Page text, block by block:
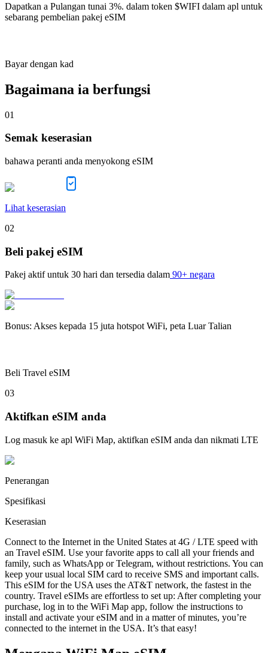
Dapatkan a Pulangan tunai 3%. dalam token $WIFI dalam apl untuk
sebarang pembelian pakej eSIM
Bayar dengan kad
Bagaimana ia berfungsi
01
Semak keserasian
bahawa peranti anda menyokong eSIM
Lihat keserasian
02
Beli pakej eSIM
Pakej aktif untuk 30 hari dan tersedia dalam 90+ negara
Bonus: Akses kepada 15 juta hotspot WiFi, peta Luar Talian
Beli Travel eSIM
03
Aktifkan eSIM anda
Log masuk ke apl WiFi Map, aktifkan eSIM anda dan nikmati LTE
Penerangan
Spesifikasi
Keserasian
Connect to the Internet in the United States at 4G / LTE speed with
an Travel eSIM. Use your favorite apps to call all your friends and
family, such as WhatsApp or Telegram, without restrictions. You can
keep your usual local SIM card to receive SMS and important calls.
This eSIM for the USA uses the AT&T network, the fastest in the
country. Travel eSIMs are effortless to set up: After completing your
purchase, log in to the WiFi Map app, follow the instructions to
install and activate your eSIM and in a matter of minutes, you’re
connected to the internet in the USA. It’s that easy!